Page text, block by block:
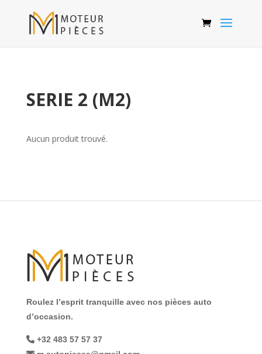
SERIE 2 (M2)
Aucun produit trouvé.
Roulez l’esprit tranquille avec nos pièces auto
d’occasion.
+32 483 57 57 37